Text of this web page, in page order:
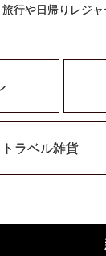
旅行や日帰りレジ
ラベル雑貨